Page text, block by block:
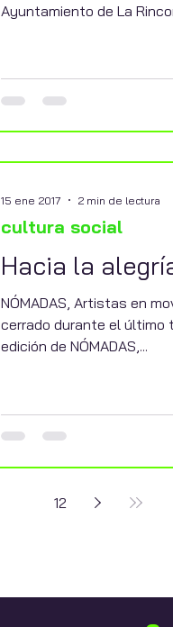
Ayuntamiento de La
Hacia la
NÓMADAS, Artistas en
cerrado durante el último
edición de NÓMADAS,...
cultura social
15 ene 2017 2 min de lectura
12